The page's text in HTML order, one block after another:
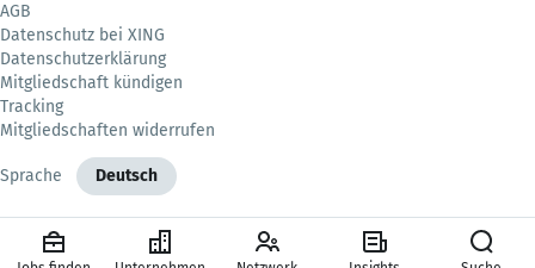
AGB
Datenschutz bei XING
Datenschutzerklärung
Mitgliedschaft kündigen
Tracking
Mitgliedschaften widerrufen
Sprache Deutsch